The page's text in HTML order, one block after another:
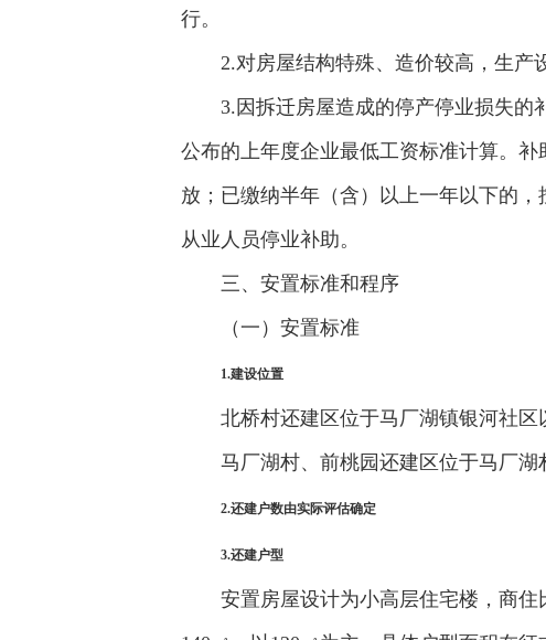
行。
2.对房屋结构特殊、造价较高，生产
3.因拆迁房屋造成的停产停业损失的
公布的上年度企业最低工资标准计算。
放；已缴纳半年（含）以上一年以下的
从业人员停业补助。
三、安置标准和程序
（一）安置标准
1.建设位置
北桥村还建区位于马厂湖镇银河社区
马厂湖村、前桃园还建区位于马厂湖
2.还建户数由实际评估确定
3.还建户型
安置房屋设计为小高层住宅楼，商